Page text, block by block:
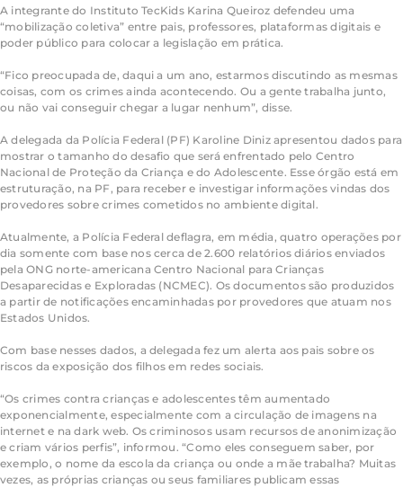
A integrante do Instituto TecKids Karina Queiroz defendeu uma
“mobilização coletiva” entre pais, professores, plataformas digitais e
poder público para colocar a legislação em prática.
“Fico preocupada de, daqui a um ano, estarmos discutindo as mesmas
coisas, com os crimes ainda acontecendo. Ou a gente trabalha junto,
ou não vai conseguir chegar a lugar nenhum”, disse.
A delegada da Polícia Federal (PF) Karoline Diniz apresentou dados para
mostrar o tamanho do desafio que será enfrentado pelo Centro
Nacional de Proteção da Criança e do Adolescente. Esse órgão está em
estruturação, na PF, para receber e investigar informações vindas dos
provedores sobre crimes cometidos no ambiente digital.
Atualmente, a Polícia Federal deflagra, em média, quatro operações por
dia somente com base nos cerca de 2.600 relatórios diários enviados
pela ONG norte-americana Centro Nacional para Crianças
Desaparecidas e Exploradas (NCMEC). Os documentos são produzidos
a partir de notificações encaminhadas por provedores que atuam nos
Estados Unidos.
Com base nesses dados, a delegada fez um alerta aos pais sobre os
riscos da exposição dos filhos em redes sociais.
“Os crimes contra crianças e adolescentes têm aumentado
exponencialmente, especialmente com a circulação de imagens na
internet e na dark web. Os criminosos usam recursos de anonimização
e criam vários perfis”, informou. “Como eles conseguem saber, por
exemplo, o nome da escola da criança ou onde a mãe trabalha? Muitas
vezes, as próprias crianças ou seus familiares publicam essas